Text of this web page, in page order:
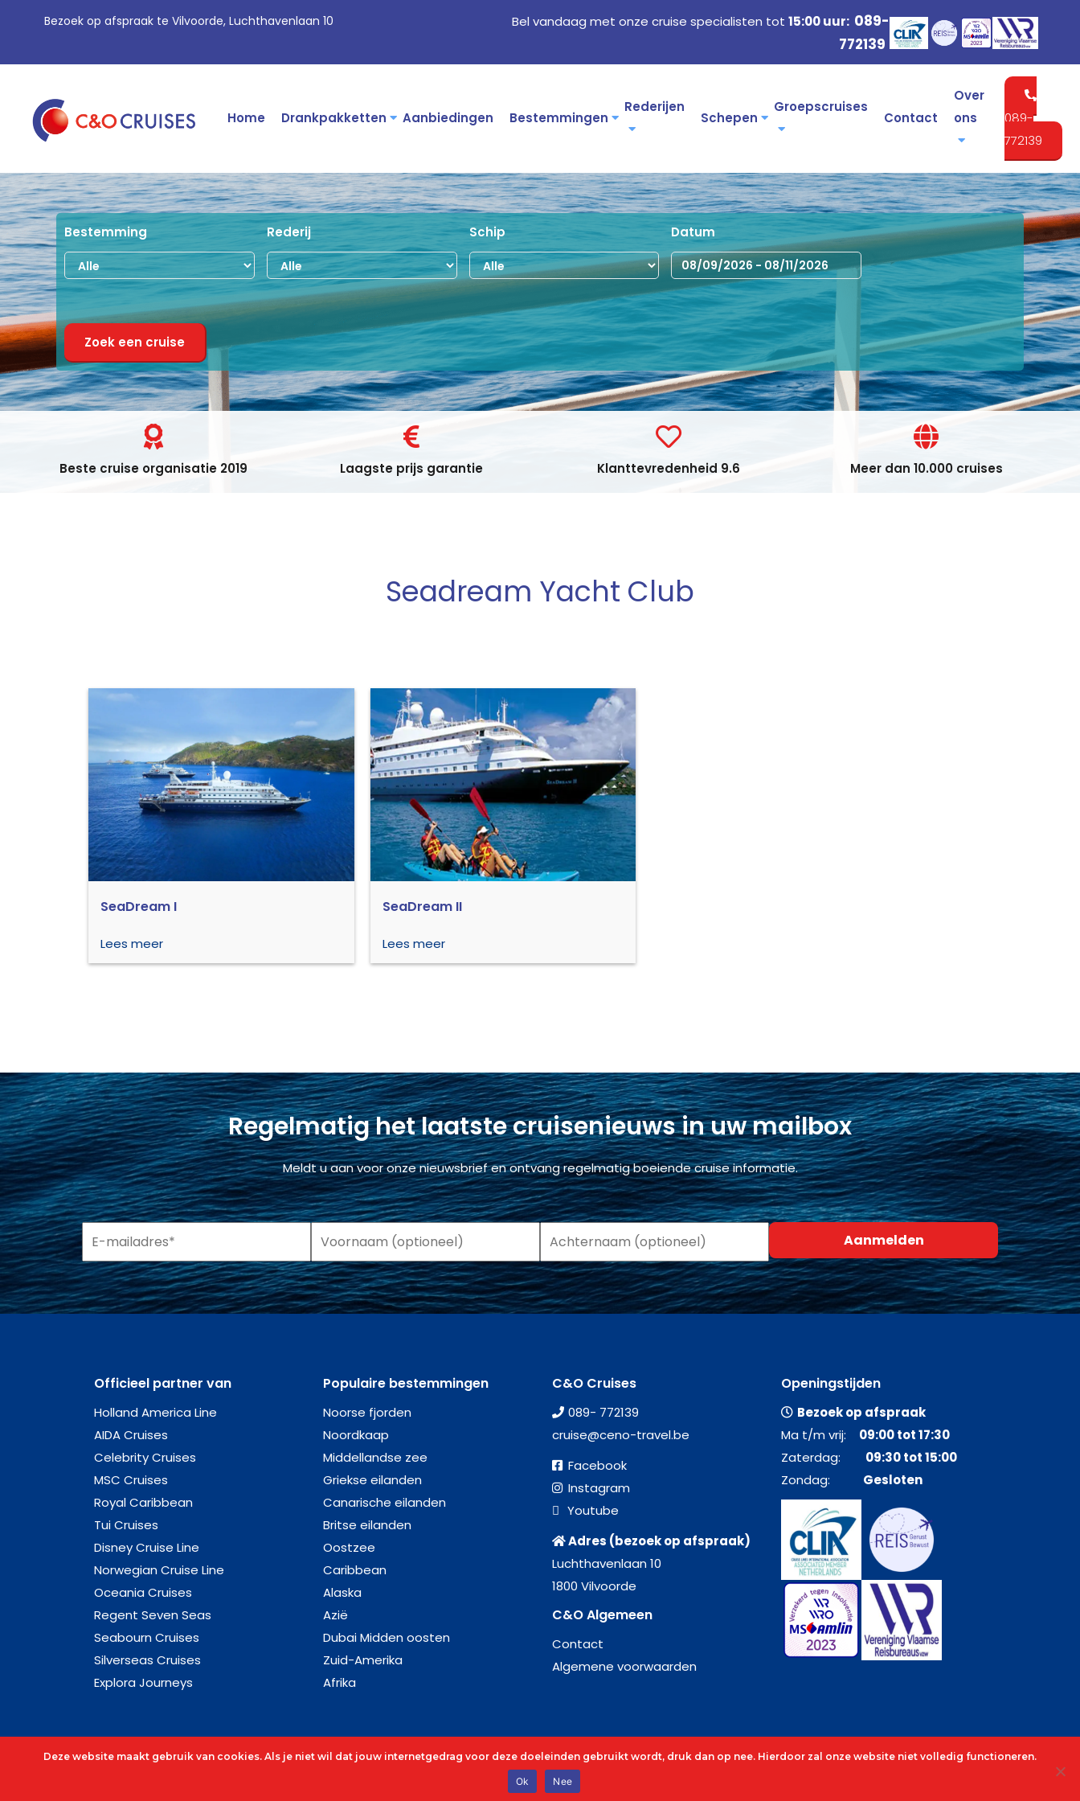
Bezoek op afspraak te Vilvoorde, Luchthavenlaan 10 Bel vandaag met onze cruise specialisten tot 15:00 uur: 089-
772139
Home Drankpakketten Aanbiedingen Bestemmingen
Rederijen
Schepen
Groepscruises
Contact
Over
ons
089-
772139
Bestemming Rederij Schip Datum
Zoek een cruise
Beste cruise organisatie 2019 Laagste prijs garantie Klanttevredenheid 9.6 Meer dan 10.000 cruises
Seadream Yacht Club
SeaDream I
Lees meer
SeaDream II
Lees meer
Regelmatig het laatste cruisenieuws in uw mailbox
Meldt u aan voor onze nieuwsbrief en ontvang regelmatig boeiende cruise informatie.
Officieel partner van
Holland America Line
AIDA Cruises
Celebrity Cruises
MSC Cruises
Royal Caribbean
Tui Cruises
Disney Cruise Line
Norwegian Cruise Line
Oceania Cruises
Regent Seven Seas
Seabourn Cruises
Silverseas Cruises
Explora Journeys
Populaire bestemmingen
Noorse fjorden
Noordkaap
Middellandse zee
Griekse eilanden
Canarische eilanden
Britse eilanden
Oostzee
Caribbean
Alaska
Azië
Dubai Midden oosten
Zuid-Amerika
Afrika
C&O Cruises
089- 772139
cruise@ceno-travel.be
Facebook
Instagram
Youtube
Adres (bezoek op afspraak)
Luchthavenlaan 10
1800 Vilvoorde
C&O Algemeen
Contact
Algemene voorwaarden
Openingstijden
Bezoek op afspraak
Ma t/m vrij: 09:00 tot 17:30
Zaterdag: 09:30 tot 15:00
Zondag: Gesloten
Deze website maakt gebruik van cookies. Als je niet wil dat jouw internetgedrag voor deze doeleinden gebruikt wordt, druk dan op nee. Hierdoor zal onze website niet volledig functioneren.
Ok Nee